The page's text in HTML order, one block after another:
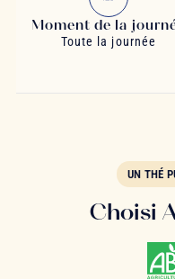
Moment de la
Toute la journée
UN THÉ
Choisi